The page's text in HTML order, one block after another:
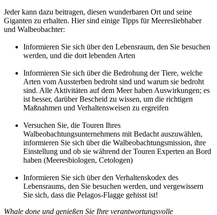
Jeder kann dazu beitragen, diesen wunderbaren Ort und seine
Giganten zu erhalten. Hier sind einige Tipps für Meeresliebhaber
und Walbeobachter:
Informieren Sie sich über den Lebensraum, den Sie besuchen
werden, und die dort lebenden Arten
Informieren Sie sich über die Bedrohung der Tiere, welche
Arten vom Aussterben bedroht sind und warum sie bedroht
sind. Alle Aktivitäten auf dem Meer haben Auswirkungen; es
ist besser, darüber Bescheid zu wissen, um die richtigen
Maßnahmen und Verhaltensweisen zu ergreifen
Versuchen Sie, die Touren Ihres
Walbeobachtungsunternehmens mit Bedacht auszuwählen,
informieren Sie sich über die Walbeobachtungsmission, ihre
Einstellung und ob sie während der Touren Experten an Bord
haben (Meeresbiologen, Cetologen)
Informieren Sie sich über den Verhaltenskodex des
Lebensraums, den Sie besuchen werden, und vergewissern
Sie sich, dass die Pelagos-Flagge gehisst ist!
Whale done und genießen Sie Ihre verantwortungsvolle